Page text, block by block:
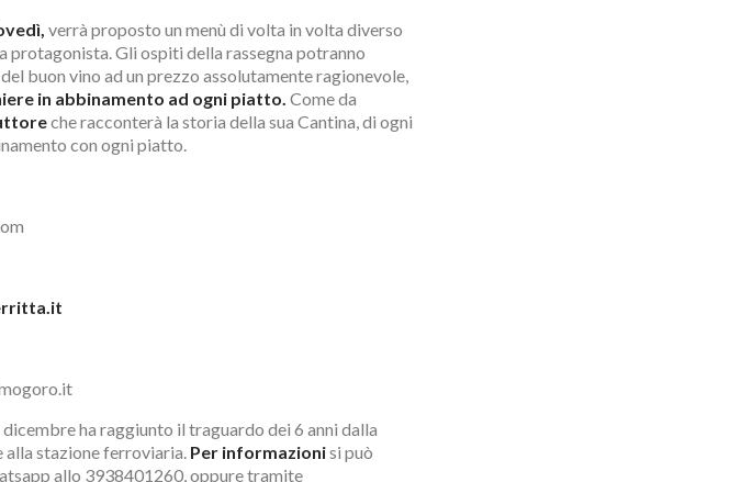
verrà proposto un menù di volta in volta diverso
protagonista. Gli ospiti della rassegna potranno
buon vino ad un prezzo assolutamente ragionevole,
in abbinamento ad ogni piatto. Come da
che racconterà la storia della sua Cantina, di ogni
con ogni piatto.
dicembre ha raggiunto il traguardo dei 6 anni dalla
stazione ferroviaria. Per informazionisi può
allo 3938401260, oppure tramite